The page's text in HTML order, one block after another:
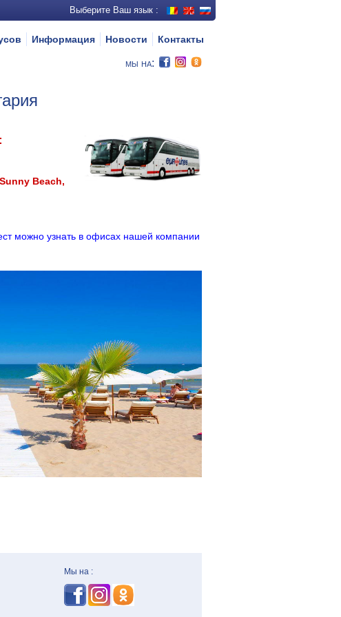
Выберите Ваш язык :
Информация Новости Контакты
мы на:
Sunny Beach,
ст можно узнать в офисах нашей компании
Мы на :